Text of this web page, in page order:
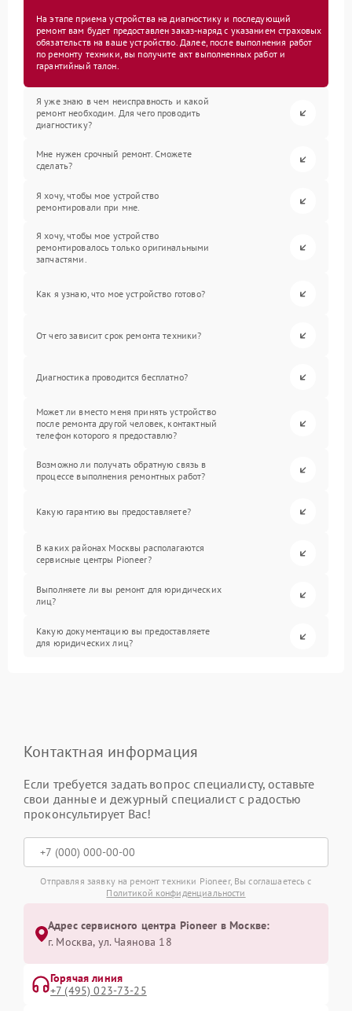
На этапе приема устройства на диагностику и последующий
ремонт вам будет предоставлен заказ-наряд с указанием страховых
обязательств на ваше устройство. Далее, после выполнения работ
по ремонту техники, вы получите акт выполненных работ и
гарантийный талон.
Я уже знаю в чем неисправность и какой
ремонт необходим. Для чего проводить
диагностику?
Мне нужен срочный ремонт. Сможете
сделать?
Я хочу, чтобы мое устройство
ремонтировали при мне.
Я хочу, чтобы мое устройство
ремонтировалось только оригинальными
запчастями.
Как я узнаю, что мое устройство готово?
От чего зависит срок ремонта техники?
Диагностика проводится бесплатно?
Может ли вместо меня принять устройство
после ремонта другой человек, контактный
телефон которого я предоставлю?
Возможно ли получать обратную связь в
процессе выполнения ремонтных работ?
Какую гарантию вы предоставляете?
В каких районах Москвы располагаются
сервисные центры Pioneer?
Выполняете ли вы ремонт для юридических
лиц?
Какую документацию вы предоставляете
для юридических лиц?
Контактная информация
Если требуется задать вопрос специалисту, оставьте
свои данные и дежурный специалист с радостью
проконсультирует Вас!
Отправляя заявку на ремонт техники Pioneer, Вы соглашаетесь с
Политикой конфиденциальности
Адрес сервисного центра Pioneer в Москве:
г. Москва, ул. Чаянова 18
Горячая линия
+7 (495) 023-73-25